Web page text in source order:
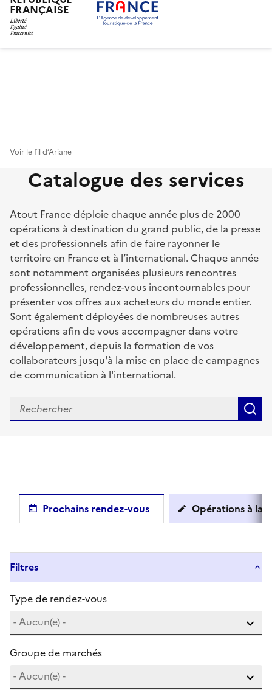
FRANÇAISE
Voir le fil d’Ariane
Catalogue des services
Atout France déploie chaque année plus de 2000
opérations à destination du grand public, de la presse
et des professionnels afin de faire rayonner le
territoire en France et à l’international. Chaque année
sont notamment organisées plusieurs rencontres
professionnelles, rendez-vous incontournables pour
présenter vos offres aux acheteurs du monde entier.
Sont également déployées de nombreuses autres
opérations afin de vous accompagner dans votre
développement, depuis la formation de vos
collaborateurs jusqu'à la mise en place de campagnes
de communication à l'international.
Prochains rendez-vous Opérations à la
Filtres
Type de rendez-vous
Groupe de marchés